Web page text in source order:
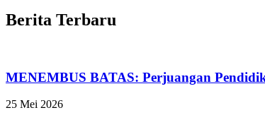
Berita Terbaru
MENEMBUS BATAS: Perjuangan
25 Mei 2026